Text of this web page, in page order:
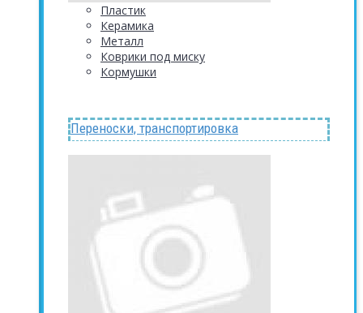
Пластик
Керамика
Металл
Коврики под миску
Кормушки
Переноски, транспортировка